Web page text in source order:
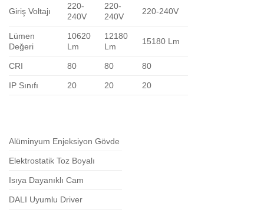
Giriş Voltajı
220-
240V
220-
240V
220-240V
Lümen
Değeri
10620
Lm
12180
Lm
15180 Lm
CRI 80 80 80
IP Sınıfı 20 20 20
Alüminyum Enjeksiyon Gövde
Elektrostatik Toz Boyalı
Isıya Dayanıklı Cam
DALI Uyumlu Driver